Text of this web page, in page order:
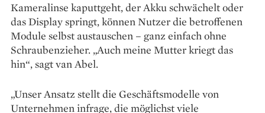
Kameralinse kaputtgeht, der Akku schwächelt oder
das Display springt, können Nutzer die betroffenen
Module selbst austauschen – ganz einfach ohne
Schraubenzieher. „Auch meine Mutter kriegt das
hin“, sagt van Abel.
„Unser Ansatz stellt die Geschäftsmodelle von
Unternehmen infrage, die möglichst viele